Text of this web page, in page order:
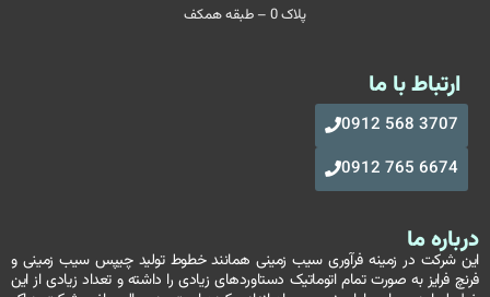
پلاک 0 – طبقه همکف
ارتباط با ما
3707 568 0912
6674 765 0912
درباره ما
این شرکت در زمینه فرآوری سیب زمینی همانند خطوط تولید چیپس سیب زمینی و
فرنچ فرایز به صورت تمام اتوماتیک دستاوردهای زیادی را داشته و تعداد زیادی از این